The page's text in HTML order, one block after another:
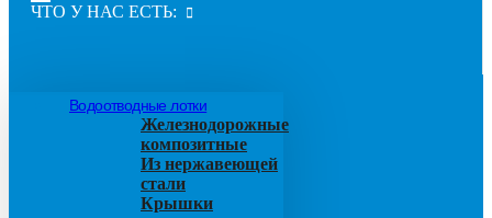
ЧТО У НАС ЕСТЬ:
Водоотводные лотки
Железнодорожные
композитные
Из нержавеющей
стали
Крышки